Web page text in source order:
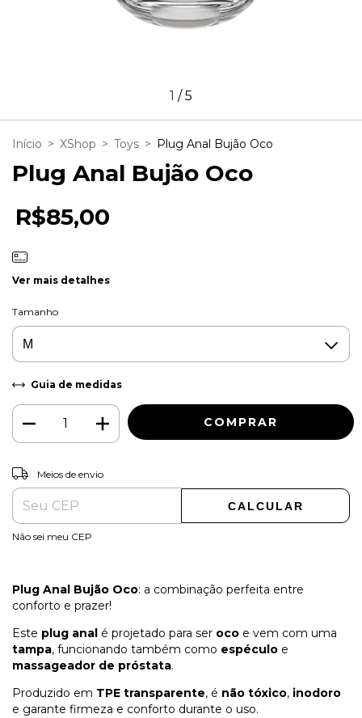
1 /5
Início > XShop > Toys > Plug Anal Bujão Oco
Plug Anal Bujão Oco
R$85,00
Ver mais detalhes
Tamanho
Guia de medidas
Entregas para o CEP:
Meios de envio
CALCULAR
Não sei meu CEP
Plug Anal Bujão Oco: a combinação perfeita entre
conforto e prazer!
Este plug anal é projetado para ser oco e vem com uma
tampa, funcionando também como espéculo e
massageador de próstata.
Produzido em TPE transparente, é não tóxico, inodoro
e garante firmeza e conforto durante o uso.